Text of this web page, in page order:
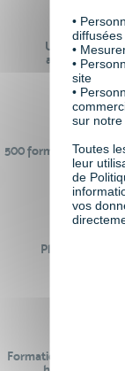
Un réseau de
anciens
500 formations pour
monde de
Plus de 50
Formations
•
•
•
site
•
sur notre
Toutes
leur
de
vos